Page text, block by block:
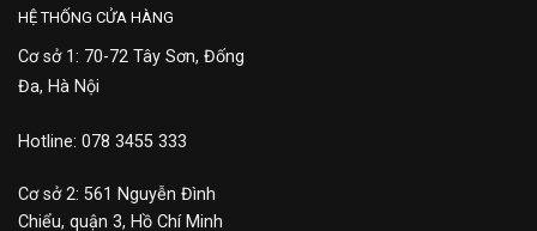
HỆ THỐNG CỬA HÀNG
Cơ sở 1: 70-72 Tây Sơn, Đống
Đa, Hà Nội
Hotline: 078 3455 333
Cơ sở 2: 561 Nguyễn Đình
Chiểu, quận 3, Hồ Chí Minh